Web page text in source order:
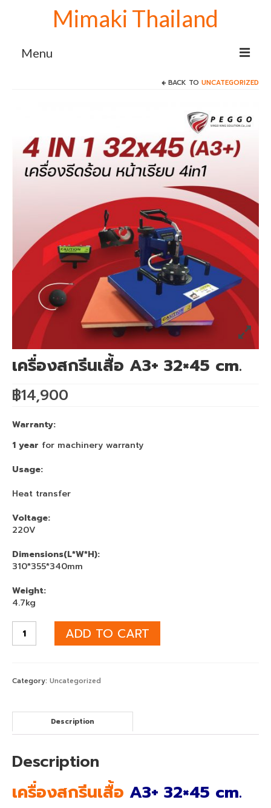
Mimaki Thailand
Menu
Mimaki sublimation
เครื่องพิมพ์ซับลิเมชั่น Mimaki TS100-1600
เครื่องพิมพ์ลายเสื้อ Mimaki TS100+1600
จับคู่ เครื่องรีดโรล 130 cm.
เครื่องปริ้นเสื้อ Mimaki TS100+1600 จับคู่
เครื่องรีดโรล 170 cm.
เครื่องสกรีนผ้า Mimaki TS100+1600 จับคู่
เครื่องรีดโรล 190 cm.
เครื่องพิมพ์ซับลิเมชั่น Mimaki TS55-1800
เครื่องพิมพ์ซับลิเมชั่น Mimaki TS330-1600
Heatroller 1.7m
Heatroller 1.9m
1800TS
เครื่องพิมพ์เสื้อดำ จับคู่ เครื่องรีดร้อน
เครื่องพิมพ์ซับลิเมชั่น Epson SC-F6430
1.3m
เครื่องพิมพ์ซับลิเมชั่น F6430 + HeatRoller
1.7m
BACK TO UNCATEGORIZED
เครื่องสกรีนเสื้อ A3+ 32×45 cm.
฿14,900
Warranty:
1 year for machinery warranty
Usage:
Heat transfer
Voltage:
220V
Dimensions(L*W*H):
310*355*340mm
Weight:
4.7kg
ADD TO CART
Category: Uncategorized
Description
Description
เครื่องสกรีนเสื้อ A3+ 32×45 cm.